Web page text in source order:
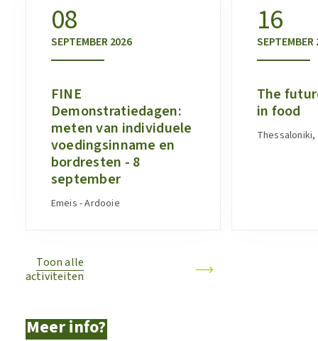
08
SEPTEMBER2026
FINE
Demonstratiedagen:
meten van individuele
voedingsinname en
bordresten - 8
september
Emeis - Ardooie
16
SEPTEMBER
The
in food
Toon alle
activiteiten
Meer info?